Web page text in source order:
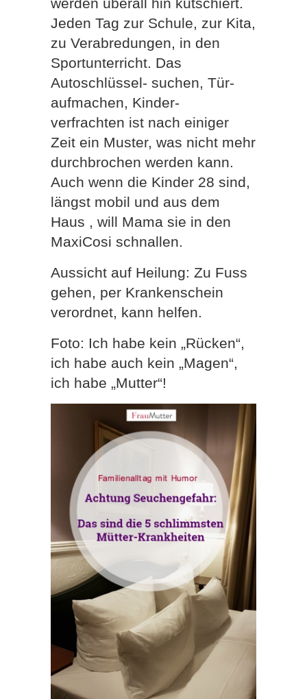
Jeden Tag zur Schule, zur Kita,
zu Verabredungen, in den
Sportunterricht. Das
Autoschlüssel- suchen, Tür-
aufmachen, Kinder-
verfrachten ist nach einiger
Zeit ein Muster, was nicht mehr
durchbrochen werden kann.
Auch wenn die Kinder 28 sind,
längst mobil und aus dem
Haus , will Mama sie in den
MaxiCosi schnallen.
Aussicht auf Heilung: Zu Fuss
gehen, per Krankenschein
verordnet, kann helfen.
Foto: Ich habe kein „Rücken“,
ich habe auch kein „Magen“,
ich habe „Mutter“!